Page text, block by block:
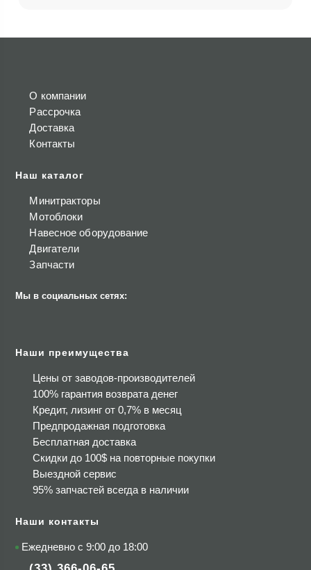
О компании
Рассрочка
Доставка
Контакты
Наш каталог
Минитракторы
Мотоблоки
Навесное оборудование
Двигатели
Запчасти
Мы в социальных сетях:
Наши преимущества
Цены от заводов-производителей
100% гарантия возврата денег
Кредит, лизинг от 0,7% в месяц
Предпродажная подготовка
Бесплатная доставка
Скидки до 100$ на повторные покупки
Выездной сервис
95% запчастей всегда в наличии
Наши контакты
Ежедневно с 9:00 до 18:00